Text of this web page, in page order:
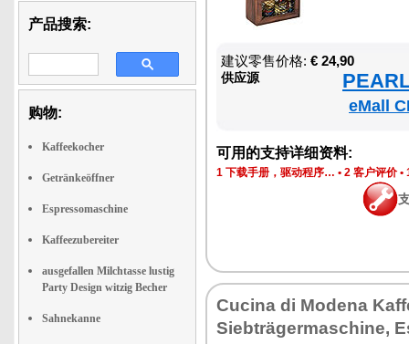
产品搜索:
购物:
Kaffeekocher
Getränkeöffner
Espressomaschine
Kaffeezubereiter
ausgefallen Milchtasse lustig
Party Design witzig Becher
Sahnekanne
建议零售价格: € 24,90
供应源
eMall
可用的支持详细资料:
1 下载手册，驱动程序… • 2 客户评价•
Cucina di Modena
Siebträgermaschine,